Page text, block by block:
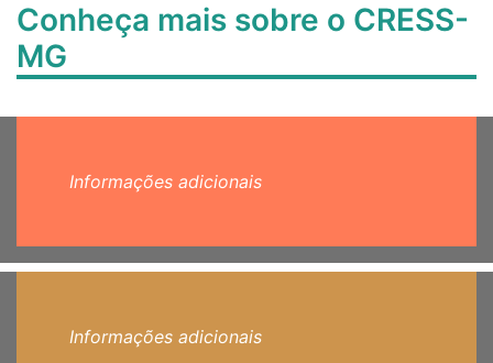
Conheça mais sobre o CRESS-
MG
Informações adicionais
Informações adicionais